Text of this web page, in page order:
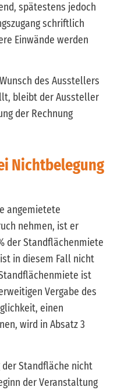
spätestens jedoch
schriftlich
Einwände werden
des Ausstellers
bleibt der Aussteller
der Rechnung
Nichtbelegung
angemietete
nehmen, ist er
der Standflächenmiete
in diesem Fall nicht
ist
Vergabe des
einen
wird in Absatz 3
der Standfläche nicht
der Veranstaltung